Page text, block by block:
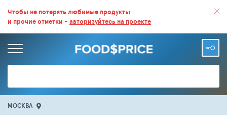
ВСЕ СКИДКИ И ВЫГОДНЫЕ ЦЕНЫ НА ПРОДУКТЫ В МАГАЗИНАХ.
БОЛЬШЕ 100 000 ТОВАРОВ. ЕЖЕДНЕВНОЕ ОБНОВЛЕНИЕ ЦЕН.
Чтобы не потерять любимые продукты
и прочие отметки - авторизуйтесь на проекте
МОСКВА